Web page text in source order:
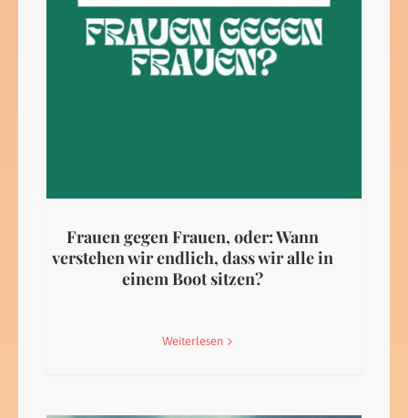
Frauen gegen Frauen, oder: Wann
verstehen wir endlich, dass wir alle in
einem Boot sitzen?
Weiterlesen